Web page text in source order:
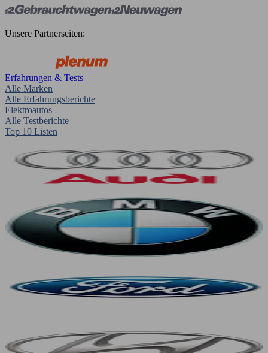
Unsere Partnerseiten:
Erfahrungen & Tests
Alle Marken
Alle Erfahrungsberichte
Elektroautos
Alle Testberichte
Top 10 Listen